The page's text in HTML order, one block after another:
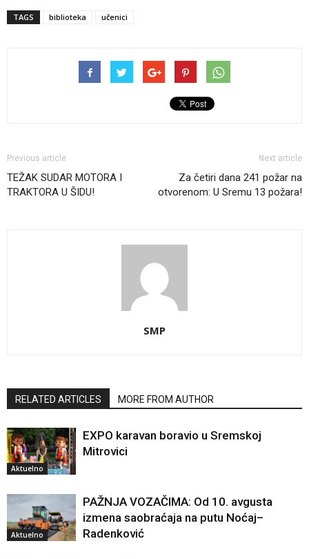
TAGS biblioteka učenici
Previous article
TEŽAK SUDAR MOTORA I
TRAKTORA U ŠIDU!
Next article
Za četiri dana 241 požar na
otvorenom: U Sremu 13 požara!
SMP
RELATED ARTICLES MORE FROM AUTHOR
Aktuelno
EXPO karavan boravio u Sremskoj
Mitrovici
Aktuelno
PAŽNJA VOZAČIMA: Od 10. avgusta
izmena saobraćaja na putu Noćaj–
Radenković